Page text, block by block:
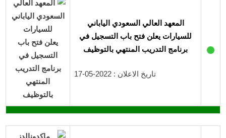
●
المعهد العالي السعودي الياباني
للسيارات يعلن فتح باب التسجيل في
برنامج التدريب المنتهي بالتوظيف
تاريخ الاعلان : 2022-05-17